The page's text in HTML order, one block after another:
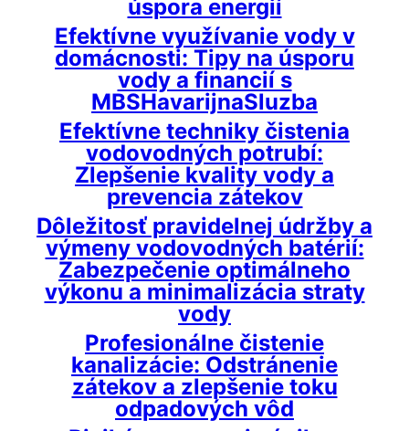
úspora energií
Efektívne využívanie vody v
domácnosti: Tipy na úsporu
vody a financií s
MBSHavarijnaSluzba
Efektívne techniky čistenia
vodovodných potrubí:
Zlepšenie kvality vody a
prevencia zátekov
Dôležitosť pravidelnej údržby a
výmeny vodovodných batérií:
Zabezpečenie optimálneho
výkonu a minimalizácia straty
vody
Profesionálne čistenie
kanalizácie: Odstránenie
zátekov a zlepšenie toku
odpadových vôd